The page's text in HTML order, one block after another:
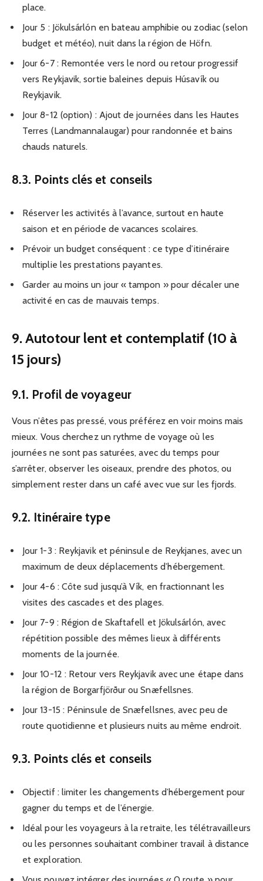
place.
Jour 5 : Jökulsárlón en bateau amphibie ou zodiac (selon
budget et météo), nuit dans la région de Höfn.
Jour 6-7 : Remontée vers le nord ou retour progressif
vers Reykjavik, sortie baleines depuis Húsavík ou
Reykjavik.
Jour 8-12 (option) : Ajout de journées dans les Hautes
Terres (Landmannalaugar) pour randonnée et bains
chauds naturels.
8.3. Points clés et conseils
Réserver les activités à l’avance, surtout en haute
saison et en période de vacances scolaires.
Prévoir un budget conséquent : ce type d’itinéraire
multiplie les prestations payantes.
Garder au moins un jour « tampon » pour décaler une
activité en cas de mauvais temps.
9. Autotour lent et contemplatif (10 à
15 jours)
9.1. Profil de voyageur
Vous n’êtes pas pressé, vous préférez en voir moins mais
mieux. Vous cherchez un rythme de voyage où les
journées ne sont pas saturées, avec du temps pour
s’arrêter, observer les oiseaux, prendre des photos, ou
simplement rester dans un café avec vue sur les fjords.
9.2. Itinéraire type
Jour 1-3 : Reykjavik et péninsule de Reykjanes, avec un
maximum de deux déplacements d’hébergement.
Jour 4-6 : Côte sud jusqu’à Vík, en fractionnant les
visites des cascades et des plages.
Jour 7-9 : Région de Skaftafell et Jökulsárlón, avec
répétition possible des mêmes lieux à différents
moments de la journée.
Jour 10-12 : Retour vers Reykjavik avec une étape dans
la région de Borgarfjörður ou Snæfellsnes.
Jour 13-15 : Péninsule de Snæfellsnes, avec peu de
route quotidienne et plusieurs nuits au même endroit.
9.3. Points clés et conseils
Objectif : limiter les changements d’hébergement pour
gagner du temps et de l’énergie.
Idéal pour les voyageurs à la retraite, les télétravailleurs
ou les personnes souhaitant combiner travail à distance
et exploration.